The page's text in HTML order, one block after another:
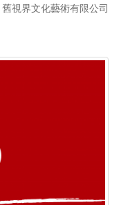
舊視界文化藝術有限公司